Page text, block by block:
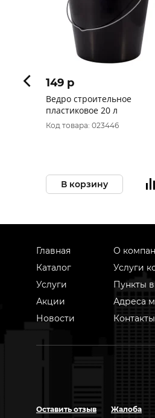
149 p
Ведро строительное
пластиковое 20 л
Код товара: 023446
В корзину
Главная
Каталог
Услуги
Акции
Новости
О
Услуги
Пункты
Адреса
Контакты
Оставить отзыв Жалоба